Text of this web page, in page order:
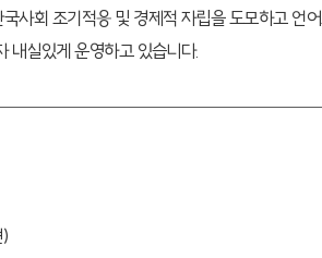
사회 조기적응 및 경제적 자립을 도모하고 언
내실있게 운영하고 있습니다.